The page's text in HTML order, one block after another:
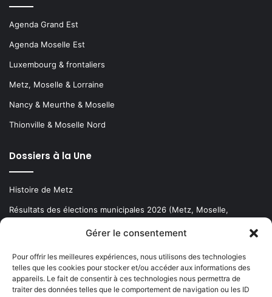
Gérer le consentement
Pour offrir les meilleures expériences, nous utilisons des technologies
telles que les cookies pour stocker et/ou accéder aux informations des
appareils. Le fait de consentir à ces technologies nous permettra de
traiter des données telles que le comportement de navigation ou les ID
Agenda Grand Est
Agenda Moselle Est
Luxembourg & frontaliers
Metz, Moselle & Lorraine
Nancy & Meurthe & Moselle
Thionville & Moselle Nord
Dossiers à la Une
Histoire de Metz
Résultats des élections municipales 2026 (Metz, Moselle,
Newsletter gratuite